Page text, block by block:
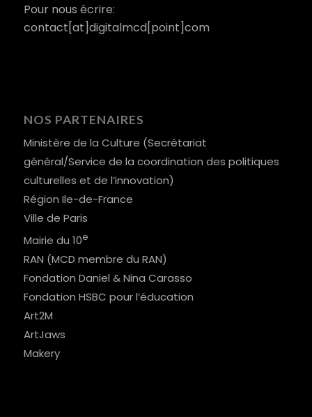
Pour nous écrire:
contact[at]digitalmcd[point]com
NOS PARTENAIRES
Ministère de la Culture (Secrétariat
général/Service de la coordination des politiques
culturelles et de l’innovation)
Région Ile-de-France
Ville de Paris
Mairie du 10e
RAN (MCD membre du RAN)
Fondation Daniel & Nina Carasso
Fondation HSBC pour l’éducation
Art2M
ArtJaws
Makery